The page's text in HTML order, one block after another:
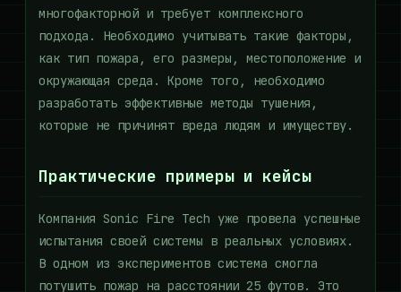
многофакторной и требует комплексного
подхода. Необходимо учитывать такие факторы,
как тип пожара, его размеры, местоположение и
окружающая среда. Кроме того, необходимо
разработать эффективные методы тушения,
которые не причинят вреда людям и имуществу.
Практические примеры и кейсы
Компания Sonic Fire Tech уже провела успешные
испытания своей системы в реальных условиях.
В одном из экспериментов система смогла
потушить пожар на расстоянии 25 футов. Это